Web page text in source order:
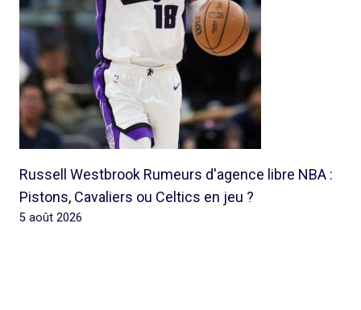
Russell Westbrook Rumeurs d'agence libre NBA :
Pistons, Cavaliers ou Celtics en jeu ?
5 août 2026